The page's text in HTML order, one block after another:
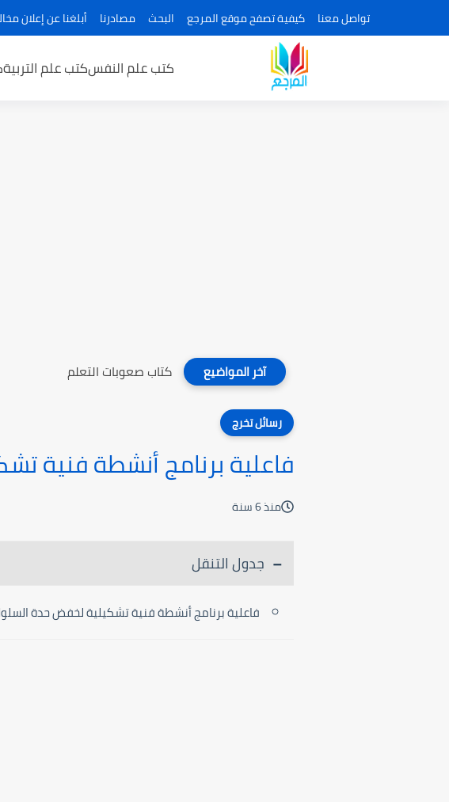
تواصل معنا كيفية تصفح موقع المرجع البحث مصادرنا أبلغنا عن إعلان
كتب علم النفسكتب علم التربية
آخر المواضيع كتاب صعوبات التعلم
رسائل تخرج
فاعلية برنامج أنشطة فنية
منذ 6 سنة
جدول التنقل
فاعلية برنامج أنشطة فنية تشكيلية لخفض حدة